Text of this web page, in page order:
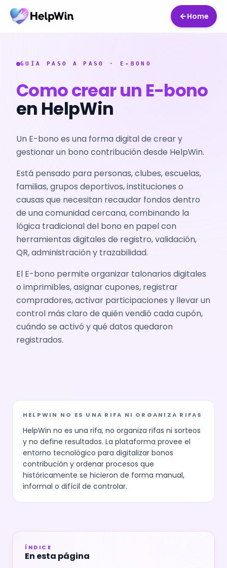
Home
GUÍA PASO A PASO · E-BONO
Como crear un E-bono
en HelpWin
Un E-bono es una forma digital de crear y
gestionar un bono contribución desde HelpWin.
Está pensado para personas, clubes, escuelas,
familias, grupos deportivos, instituciones o
causas que necesitan recaudar fondos dentro
de una comunidad cercana, combinando la
lógica tradicional del bono en papel con
herramientas digitales de registro, validación,
QR, administración y trazabilidad.
El E-bono permite organizar talonarios digitales
o imprimibles, asignar cupones, registrar
compradores, activar participaciones y llevar un
control más claro de quién vendió cada cupón,
cuándo se activó y qué datos quedaron
registrados.
HELPWIN NO ES UNA RIFA NI ORGANIZA RIFAS
HelpWin no es una rifa, no organiza rifas ni sorteos
y no define resultados. La plataforma provee el
entorno tecnológico para digitalizar bonos
contribución y ordenar procesos que
históricamente se hicieron de forma manual,
informal o difícil de controlar.
ÍNDICE
En esta página